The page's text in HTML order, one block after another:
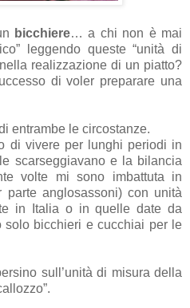
bicchiere… a chi non è mai
leggendo queste “unità di
realizzazione di un piatto?
di voler preparare una
entrambe le circostanze.
di vivere per lunghi periodi in
scarseggiavano e la bilancia
volte mi sono imbattuta in
parte anglosassoni) con unità
in Italia o in quelle date da
solo bicchieri e cucchiai per le
sull’unità di misura della